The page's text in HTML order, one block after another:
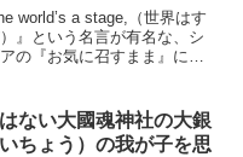
world’s a stage,（世界はす
』という名言が有名な、シ
の『お気に召すまま』に
意外な関係について前半...
ない大國魂神社の大銀
ちょう）の我が子を思